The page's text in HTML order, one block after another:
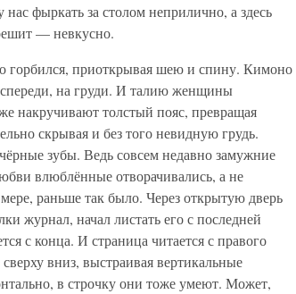
фыркать за столом неприлично, а здесь
— невкусно.
горбился, приоткрывая шею и спину. Кимоно
спереди, на груди. И талию женщины
накручивают толстый пояс, превращая
скрывая и без того невидную грудь.
зубы. Ведь совсем недавно замужние
влюблённые отворачивались, а не
раньше так было. Через открытую дверь
журнал, начал листать его с последней
с конца. И страница читается с правого
вниз, выстраивая вертикальные
в строчку они тоже умеют. Может,